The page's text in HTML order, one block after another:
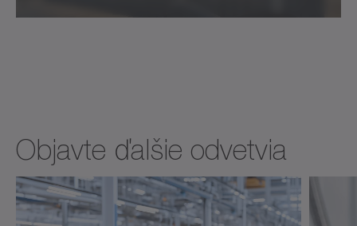
Objavte ďalšie odvetvia